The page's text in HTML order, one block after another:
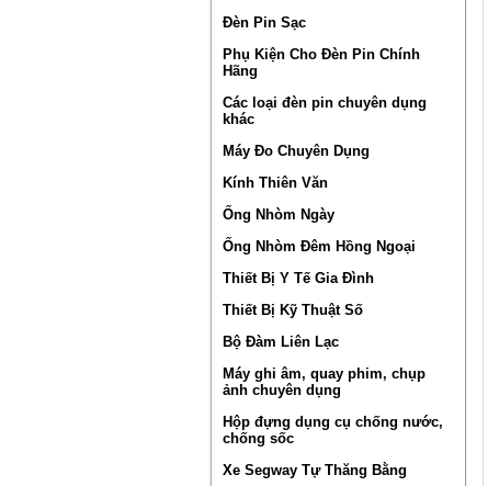
Đèn Pin Sạc
Phụ Kiện Cho Đèn Pin Chính
Hãng
Các loại đèn pin chuyên dụng
khác
Máy Đo Chuyên Dụng
Kính Thiên Văn
Ống Nhòm Ngày
Ống Nhòm Đêm Hồng Ngoại
Thiết Bị Y Tế Gia Đình
Thiết Bị Kỹ Thuật Số
Bộ Đàm Liên Lạc
Máy ghi âm, quay phim, chụp
ảnh chuyên dụng
Hộp đựng dụng cụ chống nước,
chống sốc
Xe Segway Tự Thăng Bằng